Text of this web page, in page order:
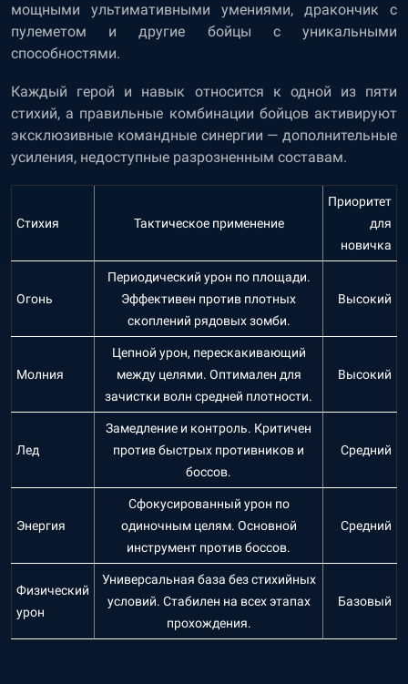
мощными ультимативными умениями, дракончик с
пулеметом и другие бойцы с уникальными
способностями.
Каждый герой и навык относится к одной из пяти
стихий, а правильные комбинации бойцов активируют
эксклюзивные командные синергии — дополнительные
усиления, недоступные разрозненным составам.
Стихия Тактическое применение
Приоритет
для
новичка
Огонь
Периодический урон по площади.
Эффективен против плотных
скоплений рядовых зомби.
Высокий
Молния
Цепной урон, перескакивающий
между целями. Оптимален для
зачистки волн средней плотности.
Высокий
Лед
Замедление и контроль. Критичен
против быстрых противников и
боссов.
Средний
Энергия
Сфокусированный урон по
одиночным целям. Основной
инструмент против боссов.
Средний
Физический
урон
Универсальная база без стихийных
условий. Стабилен на всех этапах
прохождения.
Базовый